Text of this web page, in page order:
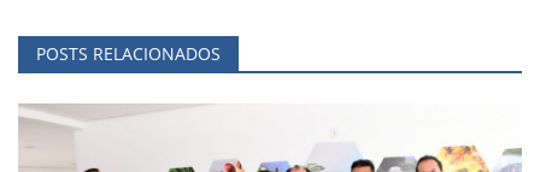
POSTS RELACIONADOS